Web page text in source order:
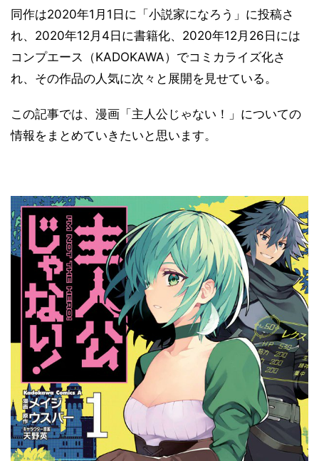
同作は2020年1月1日に「小説家になろう」に投稿さ
れ、2020年12月4日に書籍化、2020年12月26日には
コンプエース（KADOKAWA）でコミカライズ化さ
れ、その作品の人気に次々と展開を見せている。
この記事では、漫画「主人公じゃない！」についての
情報をまとめていきたいと思います。